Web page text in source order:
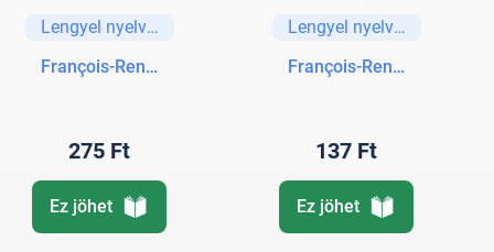
Lengyel nyelvű könyvek
François-René de Chateaubriand
275 Ft
Ez jöhet
Lengyel nyelvű könyvek
François-René de
137 Ft
Ez jöhet